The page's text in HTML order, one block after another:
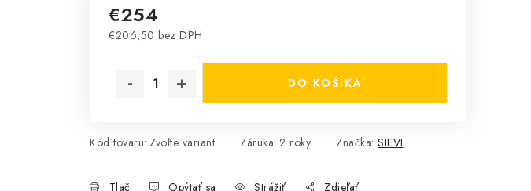
€254
€206,50 bez DPH
DO KOŠÍKA
Kód tovaru: Zvoľte variant Záruka: 2 roky Značka: SIEVI
Tlač Opýtať sa Strážiť Zdieľať